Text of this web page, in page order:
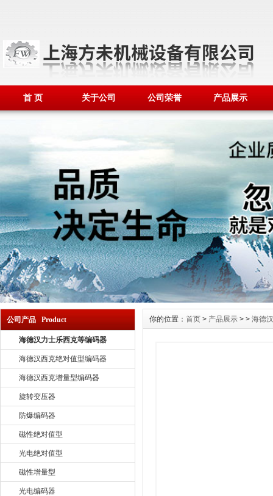
首 页 关于公司 公司荣誉 产品展示
公司产品 Product
海德汉力士乐西克等编码器
海德汉西克绝对值型编码器
海德汉西克增量型编码器
旋转变压器
防爆编码器
磁性绝对值型
光电绝对值型
磁性增量型
光电编码器
你的位置： 首页 > 产品展示 > > 海德